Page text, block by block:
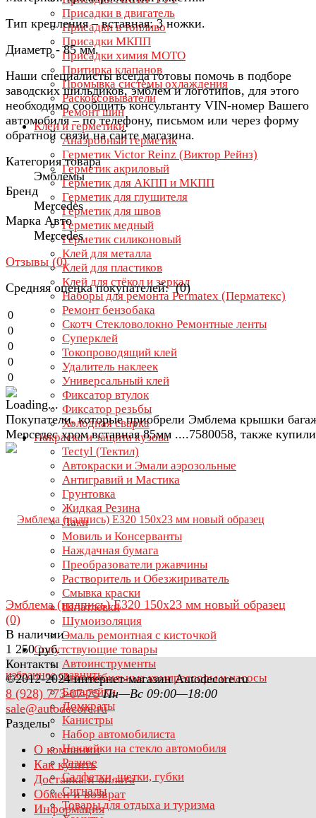
Присадки в двигатель
Присадки в топливо
Присадки МКПП
Присадки химия МОТО
Притирка клапанов
Промывка системы охлаждения
Раскоксовыватели
Ремонт шин
Клеи и герметики
Анаэробный герметик
Герметик Victor Reinz (Виктор Рейнз)
Герметик акриловый
Герметик для АКПП и МКПП
Герметик для глушителя
Герметик для швов
Герметик медный
Герметик силиконовый
Клей для металла
Клей для пластиков
Клей для стёкол и зеркал
Наборы для ремонта Permatex (Перматекс)
Ремонт бензобака
Скотч Стекловолокно Ремонтные ленты
Суперклей
Токопроводящий клей
Удалитель наклеек
Универсальный клей
Фиксатор втулок
Фиксатор резьбы
Холодная сварка
Покраска и защита кузова
Tectyl (Тектил)
Автокраски и Эмали аэрозольные
Антигравий и Мастика
Грунтовка
Жидкая Резина
Лаки
Мовиль и Консерванты
Наждачная бумага
Преобразователи ржавчины
Растворитель и Обезжириватель
Смывка краски
Шпатлевки
Шумоизоляция
Эмаль ремонтная с кисточкой
Сопутствующие товары
Автоинструменты
Автомобильные компрессоры и насосы
Батарейки
Домкраты
Канистры
Набор автомобилиста
Наклейки на стекло автомобиля
Разное
Салфетки, щетки, губки
Сигналы
Товары для отдыха и туризма
Тип крепления – вставная: 3 ножки.
Диаметр - 85 мм.
Наши специалисты всегда готовы помочь в подборе
заводских шильдиков, эмблем и логотипов, для этого
необходимо сообщить консультанту VIN-номер Вашего
автомобиля – по телефону, письмом или через форму
обратной связи на сайте магазина.
Категория товара
Эмблемы
Бренд
Mercedes
Марка Авто
Mercedes
Отзывы (0)
Средняя оценка покупателей: (0)
0
0
0
0
0
Покупатели, которые приобрели Эмблема крышки
Мерседес хром вставная 85мм ....7580058, также купили
избранное сравнить
Эмблема (надпись) E320 150x23 мм новый образец
(0)
В наличии
1 250 руб.
Контакты
©2012-2024 интернет-магазин Autodecore.ru
8 (928) 773-07-75 Пн—Вс 09:00—18:00
sale@autodecore.ru
Разделы
О компании
Как купить
Доставка и оплата
Обмен и возврат
Информация